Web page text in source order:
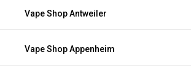
Vape Shop Antweiler
Vape Shop Appenheim